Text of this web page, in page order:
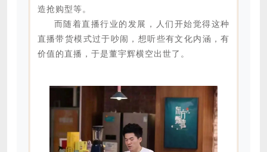
造抢购型等。
而随着直播行业的发展，人们开始觉得这种
直播带货模式过于吵闹，想听些有文化内涵，有
价值的直播，于是董宇辉横空出世了。